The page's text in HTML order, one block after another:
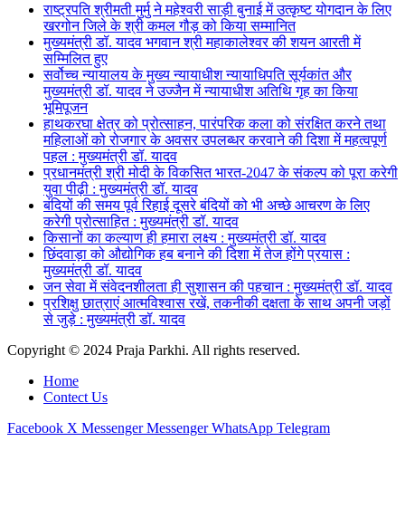
राष्ट्रपति श्रीमती मुर्मु ने महेश्वरी साड़ी बुनाई में उत्कृष्ट योगदान के लिए
खरगोन जिले के श्री कमल गौड़ को किया सम्मानित
मुख्यमंत्री डॉ. यादव भगवान श्री महाकालेश्‍वर की शयन आरती में
सम्मिलित हुए
सर्वोच्च न्यायालय के मुख्‍य न्‍यायाधीश न्यायाधिपति सूर्यकांत और
मुख्यमंत्री डॉ. यादव ने उज्जैन में न्यायाधीश अतिथि गृह का किया
भूमिपूजन
हाथकरघा क्षेत्र को प्रोत्साहन, पारंपरिक कला को संरक्षित करने तथा
महिलाओं को रोजगार के अवसर उपलब्धर करवाने की दिशा में महत्वपूर्ण
पहल : मुख्यमंत्री डॉ. यादव
प्रधानमंत्री श्री मोदी के विकसित भारत-2047 के संकल्प को पूरा करेगी
युवा पीढ़ी : मुख्यमंत्री डॉ. यादव
बंदियों की समय पूर्व रिहाई दूसरे बंदियों को भी अच्छे आचरण के लिए
करेगी प्रोत्साहित : मुख्यमंत्री डॉ. यादव
किसानों का कल्याण ही हमारा लक्ष्य : मुख्यमंत्री डॉ. यादव
छिंदवाड़ा को औद्योगिक हब बनाने की दिशा में तेज होंगे प्रयास :
मुख्यमंत्री डॉ. यादव
जन सेवा में संवेदनशीलता ही सुशासन की पहचान : मुख्यमंत्री डॉ. यादव
प्रशिक्षु छात्राएं आत्मविश्वास रखें, तकनीकी दक्षता के साथ अपनी जड़ों
से जुड़े : मुख्यमंत्री डॉ. यादव
Copyright © 2024 Praja Parkhi. All rights reserved.
Home
Contect Us
Facebook X Messenger Messenger WhatsApp Telegram